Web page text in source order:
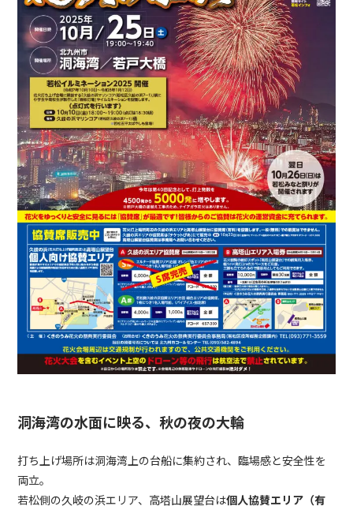
洞海湾の水面に映る、秋の夜の大輪
打ち上げ場所は洞海湾上の台船に集約され、臨場感と安全性を
両立。
若松側の久岐の浜エリア、高塔山展望台は個人協賛エリア（有